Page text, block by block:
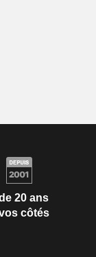
20 ans
côtés